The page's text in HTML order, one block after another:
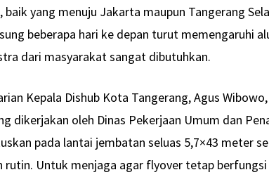
baik yang menuju Jakarta maupun Tangerang
beberapa hari ke depan turut memengaruhi
dari masyarakat sangat dibutuhkan.
Kepala Dishub Kota Tangerang, Agus
dikerjakan oleh Dinas Pekerjaan Umum dan
pada lantai jembatan seluas 5,7×43 meter
rutin. Untuk menjaga agar flyover tetap